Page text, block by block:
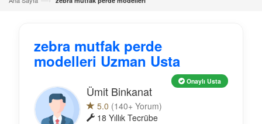
zebra mutfak perde
modelleri Uzman Usta
Onaylı Usta
Ümit Binkanat
5.0 (140+ Yorum)
18 Yıllık Tecrübe